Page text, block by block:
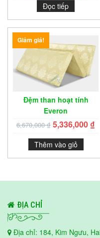
Đọc tiếp
Giảm giá!
Đệm than hoạt tính
Everon
6,670,000₫ 5,336,000 ₫
Thêm vào giỏ
ĐỊA CHỈ
Địa chỉ: 184, Kim Ngưu,